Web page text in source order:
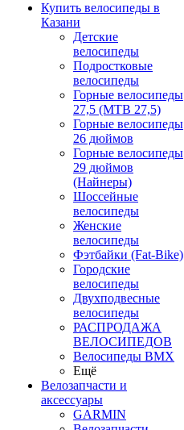
Купить велосипеды в
Казани
Детские
велосипеды
Подростковые
велосипеды
Горные велосипеды
27,5 (MTB 27,5)
Горные велосипеды
26 дюймов
Горные велосипеды
29 дюймов
(Найнеры)
Шоссейные
велосипеды
Женские
велосипеды
Фэтбайки (Fat-Bike)
Городские
велосипеды
Двухподвесные
велосипеды
РАСПРОДАЖА
ВЕЛОСИПЕДОВ
Велосипеды BMX
Ещё
Велозапчасти и
аксессуары
GARMIN